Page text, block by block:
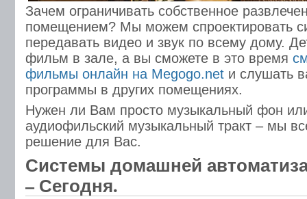
Зачем ограничивать собственное
помещением? Мы можем спроектировать
передавать видео и звук по всему дому.
фильм в зале, а вы сможете в это время
фильмы онлайн на Megogo.net и слушать
программы в других помещениях.
Нужен ли Вам просто музыкальный фон
аудиофильский музыкальный тракт – мы
решение для Вас.
Системы домашней
– Сегодня.